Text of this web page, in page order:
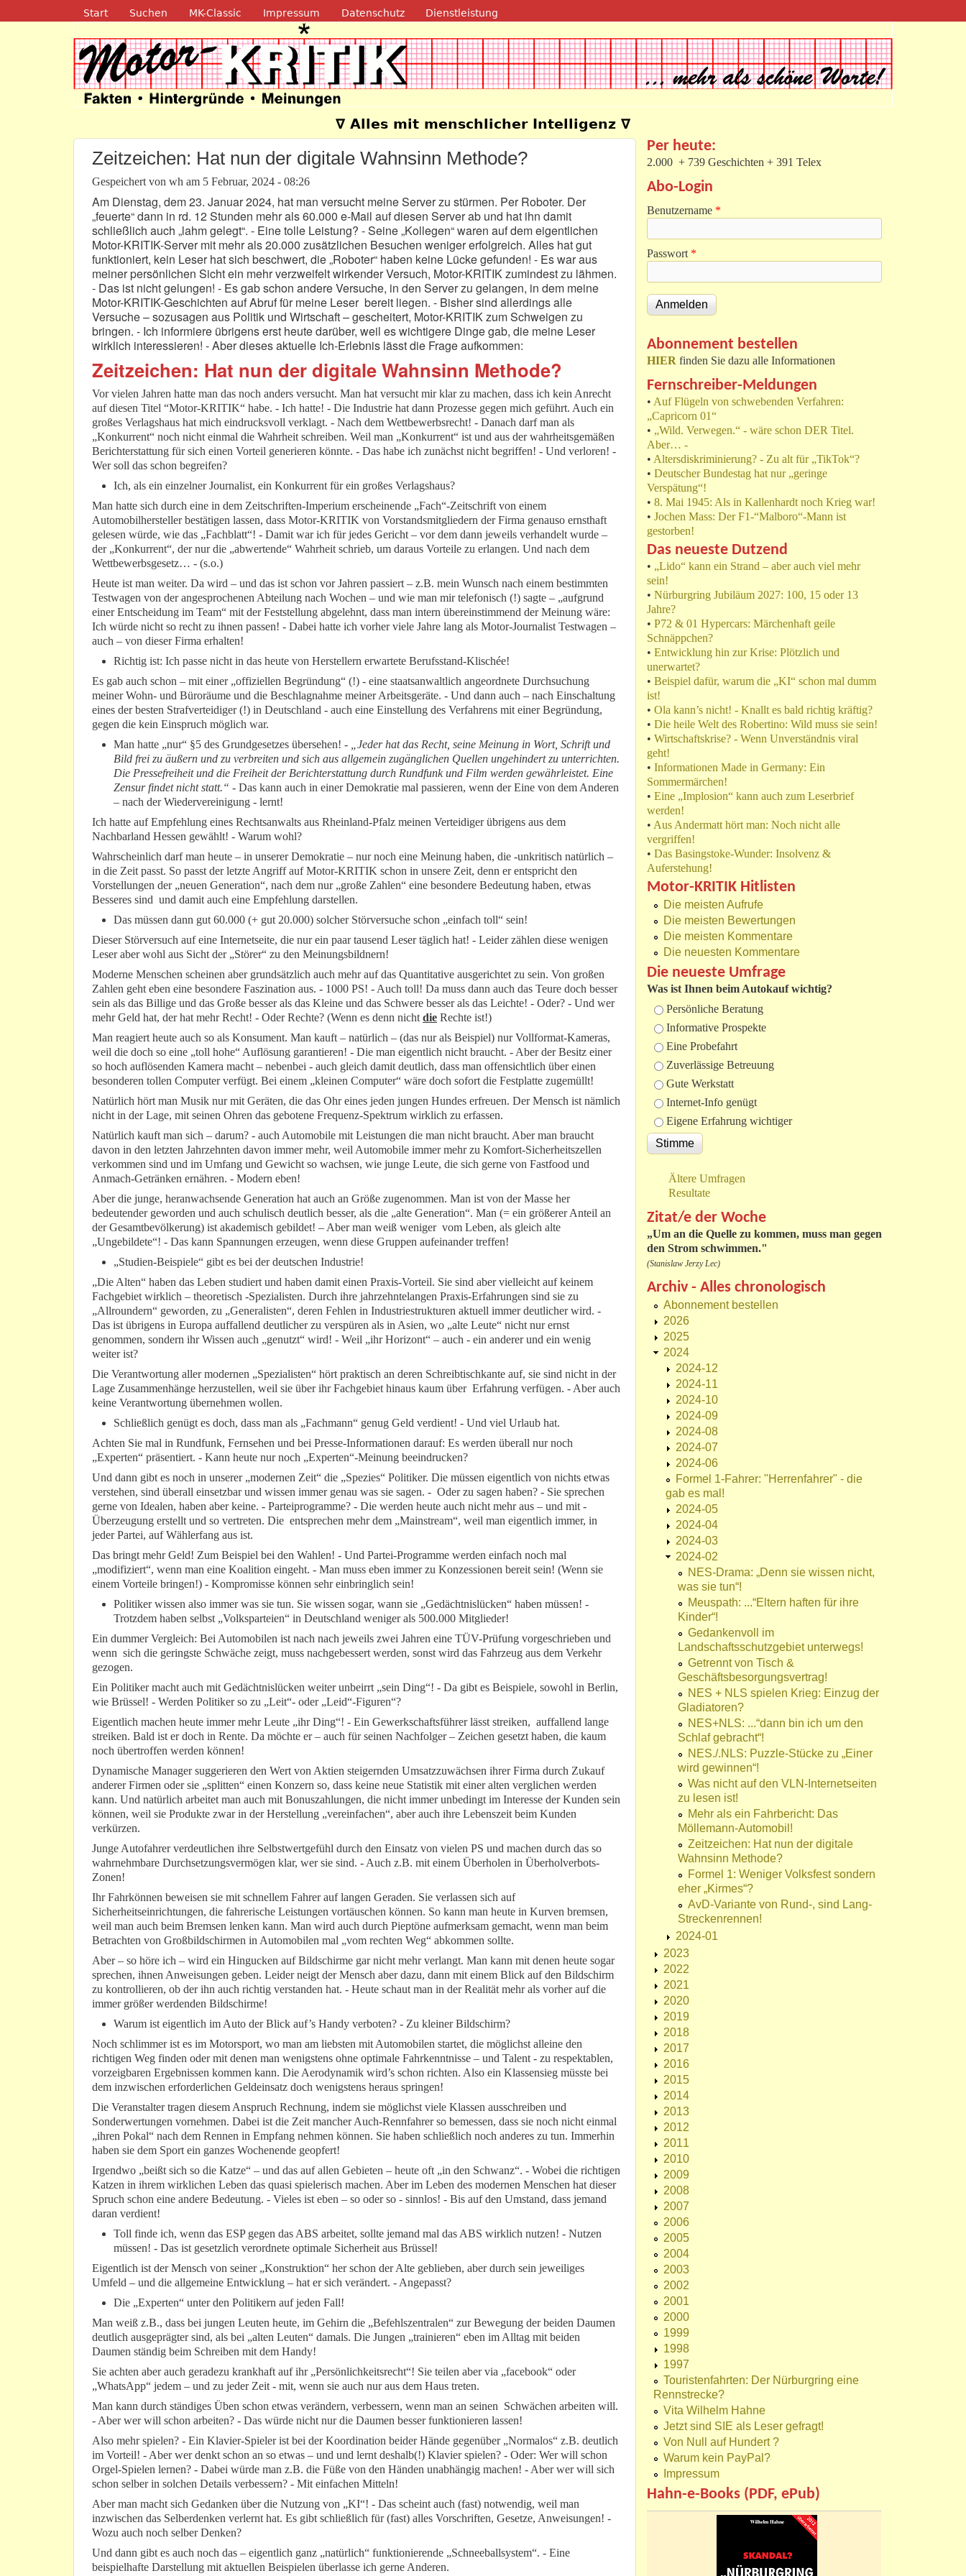
Direkt zum Inhalt
Navigation
Start Suchen MK-Classic Impressum Datenschutz Dienstleistung
Motor-Kritik.de∇ Alles mit menschlicher Intelligenz ∇
Zeitzeichen: Hat nun der digitale Wahnsinn Methode?
Gespeichert von wh am 5 Februar, 2024 - 08:26
Am Dienstag, dem 23. Januar 2024, hat man versucht meine Server zu stürmen. Per Roboter. Der
„feuerte“ dann in rd. 12 Stunden mehr als 60.000 e-Mail auf diesen Server ab und hat ihn damit
schließlich auch „lahm gelegt“. - Eine tolle Leistung? - Seine „Kollegen“ waren auf dem eigentlichen
Motor-KRITIK-Server mit mehr als 20.000 zusätzlichen Besuchen weniger erfolgreich. Alles hat gut
funktioniert, kein Leser hat sich beschwert, die „Roboter“ haben keine Lücke gefunden! - Es war aus
meiner persönlichen Sicht ein mehr verzweifelt wirkender Versuch, Motor-KRITIK zumindest zu lähmen.
- Das ist nicht gelungen! - Es gab schon andere Versuche, in den Server zu gelangen, in dem meine
Motor-KRITIK-Geschichten auf Abruf für meine Leser bereit liegen. - Bisher sind allerdings alle
Versuche – sozusagen aus Politik und Wirtschaft – gescheitert, Motor-KRITIK zum Schweigen zu
bringen. - Ich informiere übrigens erst heute darüber, weil es wichtigere Dinge gab, die meine Leser
wirklich interessieren! - Aber dieses aktuelle Ich-Erlebnis lässt die Frage aufkommen:
Zeitzeichen: Hat nun der digitale Wahnsinn Methode?
Vor vielen Jahren hatte man das noch anders versucht. Man hat versucht mir klar zu machen, dass ich kein Anrecht
auf diesen Titel “Motor-KRITIK“ habe. - Ich hatte! - Die Industrie hat dann Prozesse gegen mich geführt. Auch ein
großes Verlagshaus hat mich eindrucksvoll verklagt. - Nach dem Wettbewerbsrecht! - Danach darf man als
„Konkurrent“ noch nicht einmal die Wahrheit schreiben. Weil man „Konkurrent“ ist und aus der wahrheitsgemäßen
Berichterstattung für sich einen Vorteil generieren könnte. - Das habe ich zunächst nicht begriffen! - Und verloren! -
Wer soll das schon begreifen?
Ich, als ein einzelner Journalist, ein Konkurrent für ein großes Verlagshaus?
Man hatte sich durch eine in dem Zeitschriften-Imperium erscheinende „Fach“-Zeitschrift von einem
Automobilhersteller bestätigen lassen, dass Motor-KRITIK von Vorstandsmitgliedern der Firma genauso ernsthaft
gelesen würde, wie das „Fachblatt“! - Damit war ich für jedes Gericht – vor dem dann jeweils verhandelt wurde –
der „Konkurrent“, der nur die „abwertende“ Wahrheit schrieb, um daraus Vorteile zu erlangen. Und nach dem
Wettbewerbsgesetz… - (s.o.)
Heute ist man weiter. Da wird – und das ist schon vor Jahren passiert – z.B. mein Wunsch nach einem bestimmten
Testwagen von der angesprochenen Abteilung nach Wochen – und wie man mir telefonisch (!) sagte – „aufgrund
einer Entscheidung im Team“ mit der Feststellung abgelehnt, dass man intern übereinstimmend der Meinung wäre:
Ich würde nicht so recht zu ihnen passen! - Dabei hatte ich vorher viele Jahre lang als Motor-Journalist Testwagen –
auch – von dieser Firma erhalten!
Richtig ist: Ich passe nicht in das heute von Herstellern erwartete Berufsstand-Klischée!
Es gab auch schon – mit einer „offiziellen Begründung“ (!) - eine staatsanwaltlich angeordnete Durchsuchung
meiner Wohn- und Büroräume und die Beschlagnahme meiner Arbeitsgeräte. - Und dann auch – nach Einschaltung
eines der besten Strafverteidiger (!) in Deutschland - auch eine Einstellung des Verfahrens mit einer Begründung,
gegen die kein Einspruch möglich war.
Man hatte „nur“ §5 des Grundgesetzes übersehen! -
„Jeder hat das Recht, seine Meinung in Wort, Schrift und
Bild frei zu äußern und zu verbreiten und sich aus allgemein zugänglichen Quellen ungehindert zu unterrichten.
Die Pressefreiheit und die Freiheit der Berichterstattung durch Rundfunk und Film werden gewährleistet. Eine
Zensur findet nicht statt.“ - Das kann auch in einer Demokratie mal passieren, wenn der Eine von dem Anderen
– nach der Wiedervereinigung - lernt!
Ich hatte auf Empfehlung eines Rechtsanwalts aus Rheinland-Pfalz meinen Verteidiger übrigens aus dem
Nachbarland Hessen gewählt! - Warum wohl?
Wahrscheinlich darf man heute – in unserer Demokratie – nur noch eine Meinung haben, die -unkritisch natürlich –
in die Zeit passt. So passt der letzte Angriff auf Motor-KRITIK schon in unsere Zeit, denn er entspricht den
Vorstellungen der „neuen Generation“, nach dem nur „große Zahlen“ eine besondere Bedeutung haben, etwas
Besseres sind und damit auch eine Empfehlung darstellen.
Das müssen dann gut 60.000 (+ gut 20.000) solcher Störversuche schon „einfach toll“ sein!
Dieser Störversuch auf eine Internetseite, die nur ein paar tausend Leser täglich hat! - Leider zählen diese wenigen
Leser aber wohl aus Sicht der „Störer“ zu den Meinungsbildnern!
Moderne Menschen scheinen aber grundsätzlich auch mehr auf das Quantitative ausgerichtet zu sein. Von großen
Zahlen geht eben eine besondere Faszination aus. - 1000 PS! - Auch toll! Da muss dann auch das Teure doch besser
sein als das Billige und das Große besser als das Kleine und das Schwere besser als das Leichte! - Oder? - Und wer
mehr Geld hat, der hat mehr Recht! - Oder Rechte? (Wenn es denn nicht die Rechte ist!)
Man reagiert heute auch so als Konsument. Man kauft – natürlich – (das nur als Beispiel) nur Vollformat-Kameras,
weil die doch so eine „toll hohe“ Auflösung garantieren! - Die man eigentlich nicht braucht. - Aber der Besitz einer
so hoch auflösenden Kamera macht – nebenbei - auch gleich damit deutlich, dass man offensichtlich über einen
besonderen tollen Computer verfügt. Bei einem „kleinen Computer“ wäre doch sofort die Festplatte zugemüllt!
Natürlich hört man Musik nur mit Geräten, die das Ohr eines jeden jungen Hundes erfreuen. Der Mensch ist nämlich
nicht in der Lage, mit seinen Ohren das gebotene Frequenz-Spektrum wirklich zu erfassen.
Natürlich kauft man sich – darum? - auch Automobile mit Leistungen die man nicht braucht. Aber man braucht
davon in den letzten Jahrzehnten davon immer mehr, weil Automobile immer mehr zu Komfort-Sicherheitszellen
verkommen sind und im Umfang und Gewicht so wachsen, wie junge Leute, die sich gerne von Fastfood und
Anmach-Getränken ernähren. - Modern eben!
Aber die junge, heranwachsende Generation hat auch an Größe zugenommen. Man ist von der Masse her
bedeutender geworden und auch schulisch deutlich besser, als die „alte Generation“. Man (= ein größerer Anteil an
der Gesamtbevölkerung) ist akademisch gebildet! – Aber man weiß weniger vom Leben, als gleich alte
„Ungebildete“! - Das kann Spannungen erzeugen, wenn diese Gruppen aufeinander treffen!
„Studien-Beispiele“ gibt es bei der deutschen Industrie!
„Die Alten“ haben das Leben studiert und haben damit einen Praxis-Vorteil. Sie sind aber vielleicht auf keinem
Fachgebiet wirklich – theoretisch -Spezialisten. Durch ihre jahrzehntelangen Praxis-Erfahrungen sind sie zu
„Allroundern“ geworden, zu „Generalisten“, deren Fehlen in Industriestrukturen aktuell immer deutlicher wird. -
Das ist übrigens in Europa auffallend deutlicher zu verspüren als in Asien, wo „alte Leute“ nicht nur ernst
genommen, sondern ihr Wissen auch „genutzt“ wird! - Weil „ihr Horizont“ – auch - ein anderer und ein wenig
weiter ist?
Die Verantwortung aller modernen „Spezialisten“ hört praktisch an deren Schreibtischkante auf, sie sind nicht in der
Lage Zusammenhänge herzustellen, weil sie über ihr Fachgebiet hinaus kaum über Erfahrung verfügen. - Aber auch
keine Verantwortung übernehmen wollen.
Schließlich genügt es doch, dass man als „Fachmann“ genug Geld verdient! - Und viel Urlaub hat.
Achten Sie mal in Rundfunk, Fernsehen und bei Presse-Informationen darauf: Es werden überall nur noch
„Experten“ präsentiert. - Kann heute nur noch „Experten“-Meinung beeindrucken?
Und dann gibt es noch in unserer „modernen Zeit“ die „Spezies“ Politiker. Die müssen eigentlich von nichts etwas
verstehen, sind überall einsetzbar und wissen immer genau was sie sagen. - Oder zu sagen haben? - Sie sprechen
gerne von Idealen, haben aber keine. - Parteiprogramme? - Die werden heute auch nicht mehr aus – und mit -
Überzeugung erstellt und so vertreten. Die entsprechen mehr dem „Mainstream“, weil man eigentlich immer, in
jeder Partei, auf Wählerfang aus ist.
Das bringt mehr Geld! Zum Beispiel bei den Wahlen! - Und Partei-Programme werden einfach noch mal
„modifiziert“, wenn man eine Koalition eingeht. - Man muss eben immer zu Konzessionen bereit sein! (Wenn sie
einem Vorteile bringen!) - Kompromisse können sehr einbringlich sein!
Politiker wissen also immer was sie tun. Sie wissen sogar, wann sie „Gedächtnislücken“ haben müssen! -
Trotzdem haben selbst „Volksparteien“ in Deutschland weniger als 500.000 Mitglieder!
Ein dummer Vergleich: Bei Automobilen ist nach nach jeweils zwei Jahren eine TÜV-Prüfung vorgeschrieben und
wenn sich die geringste Schwäche zeigt, muss nachgebessert werden, sonst wird das Fahrzeug aus dem Verkehr
gezogen.
Ein Politiker macht auch mit Gedächtnislücken weiter unbeirrt „sein Ding“! - Da gibt es Beispiele, sowohl in Berlin,
wie Brüssel! - Werden Politiker so zu „Leit“- oder „Leid“-Figuren“?
Eigentlich machen heute immer mehr Leute „ihr Ding“! - Ein Gewerkschaftsführer lässt streiken, auffallend lange
streiken. Bald ist er doch in Rente. Da möchte er – auch für seinen Nachfolger – Zeichen gesetzt haben, die kaum
noch übertroffen werden können!
Dynamische Manager suggerieren den Wert von Aktien steigernden Umsatzzuwächsen ihrer Firma durch Zukauf
anderer Firmen oder sie „splitten“ einen Konzern so, dass keine neue Statistik mit einer alten verglichen werden
kann. Und natürlich arbeitet man auch mit Bonuszahlungen, die nicht immer unbedingt im Interesse der Kunden sein
können, weil sie Produkte zwar in der Herstellung „vereinfachen“, aber auch ihre Lebenszeit beim Kunden
verkürzen.
Junge Autofahrer verdeutlichen ihre Selbstwertgefühl durch den Einsatz von vielen PS und machen durch das so
wahrnehmbare Durchsetzungsvermögen klar, wer sie sind. - Auch z.B. mit einem Überholen in Überholverbots-
Zonen!
Ihr Fahrkönnen beweisen sie mit schnellem Fahrer auf langen Geraden. Sie verlassen sich auf
Sicherheitseinrichtungen, die fahrerische Leistungen vortäuschen können. So kann man heute in Kurven bremsen,
weil man auch beim Bremsen lenken kann. Man wird auch durch Pieptöne aufmerksam gemacht, wenn man beim
Betrachten von Großbildschirmen in Automobilen mal „vom rechten Weg“ abkommen sollte.
Aber – so höre ich – wird ein Hingucken auf Bildschirme gar nicht mehr verlangt. Man kann mit denen heute sogar
sprechen, ihnen Anweisungen geben. Leider neigt der Mensch aber dazu, dann mit einem Blick auf den Bildschirm
zu kontrollieren, ob der ihn auch richtig verstanden hat. - Heute schaut man in der Realität mehr als vorher auf die
immer größer werdenden Bildschirme!
Warum ist eigentlich im Auto der Blick auf’s Handy verboten? - Zu kleiner Bildschirm?
Noch schlimmer ist es im Motorsport, wo man am liebsten mit Automobilen startet, die möglichst alleine den
richtigen Weg finden oder mit denen man wenigstens ohne optimale Fahrkenntnisse – und Talent - zu respektablen,
vorzeigbaren Ergebnissen kommen kann. Die Aerodynamik wird’s schon richten. Also ein Klassensieg müsste bei
dem inzwischen erforderlichen Geldeinsatz doch wenigstens heraus springen!
Die Veranstalter tragen diesem Anspruch Rechnung, indem sie möglichst viele Klassen ausschreiben und
Sonderwertungen vornehmen. Dabei ist die Zeit mancher Auch-Rennfahrer so bemessen, dass sie noch nicht einmal
„ihren Pokal“ nach dem Rennen in Empfang nehmen können. Sie haben schließlich noch anderes zu tun. Immerhin
haben sie dem Sport ein ganzes Wochenende geopfert!
Irgendwo „beißt sich so die Katze“ – und das auf allen Gebieten – heute oft „in den Schwanz“. - Wobei die richtigen
Katzen in ihrem wirklichen Leben das quasi spielerisch machen. Aber im Leben des modernen Menschen hat dieser
Spruch schon eine andere Bedeutung. - Vieles ist eben – so oder so - sinnlos! - Bis auf den Umstand, dass jemand
daran verdient!
Toll finde ich, wenn das ESP gegen das ABS arbeitet, sollte jemand mal das ABS wirklich nutzen! - Nutzen
müssen! - Das ist gesetzlich verordnete optimale Sicherheit aus Brüssel!
Eigentlich ist der Mensch von seiner „Konstruktion“ her schon der Alte geblieben, aber durch sein jeweiliges
Umfeld – und die allgemeine Entwicklung – hat er sich verändert. - Angepasst?
Die „Experten“ unter den Politikern auf jeden Fall!
Man weiß z.B., dass bei jungen Leuten heute, im Gehirn die „Befehlszentralen“ zur Bewegung der beiden Daumen
deutlich ausgeprägter sind, als bei „alten Leuten“ damals. Die Jungen „trainieren“ eben im Alltag mit beiden
Daumen ständig beim Schreiben mit dem Handy!
Sie achten aber auch geradezu krankhaft auf ihr „Persönlichkeitsrecht“! Sie teilen aber via „facebook“ oder
„WhatsApp“ jedem – und zu jeder Zeit - mit, wenn sie auch nur aus dem Haus treten.
Man kann durch ständiges Üben schon etwas verändern, verbessern, wenn man an seinen Schwächen arbeiten will.
- Aber wer will schon arbeiten? - Das würde nicht nur die Daumen besser funktionieren lassen!
Also mehr spielen? - Ein Klavier-Spieler ist bei der Koordination beider Hände gegenüber „Normalos“ z.B. deutlich
im Vorteil! - Aber wer denkt schon an so etwas – und und lernt deshalb(!) Klavier spielen? - Oder: Wer will schon
Orgel-Spielen lernen? - Dabei würde man z.B. die Füße von den Händen unabhängig machen! - Aber wer will sich
schon selber in solchen Details verbessern? - Mit einfachen Mitteln!
Aber man macht sich Gedanken über die Nutzung von „KI“! - Das scheint auch (fast) notwendig, weil man
inzwischen das Selberdenken verlernt hat. Es gibt schließlich für (fast) alles Vorschriften, Gesetze, Anweisungen! -
Wozu auch noch selber Denken?
Und dann gibt es auch noch das – eigentlich ganz „natürlich“ funktionierende „Schneeballsystem“. - Eine
beispielhafte Darstellung mit aktuellen Beispielen überlasse ich gerne Anderen.
Per heute:
2.000 + 739 Geschichten + 391 Telex
Abo-Login
Benutzername *
Passwort *
Abonnement bestellen
HIER finden Sie dazu alle Informationen
Fernschreiber-Meldungen
• Auf Flügeln von schwebenden Verfahren:
„Capricorn 01“
• „Wild. Verwegen.“ - wäre schon DER Titel.
Aber… -
• Altersdiskriminierung? - Zu alt für „TikTok“?
• Deutscher Bundestag hat nur „geringe
Verspätung“!
• 8. Mai 1945: Als in Kallenhardt noch Krieg war!
• Jochen Mass: Der F1-“Malboro“-Mann ist
gestorben!
Das neueste Dutzend
• „Lido“ kann ein Strand – aber auch viel mehr
sein!
• Nürburgring Jubiläum 2027: 100, 15 oder 13
Jahre?
• P72 & 01 Hypercars: Märchenhaft geile
Schnäppchen?
• Entwicklung hin zur Krise: Plötzlich und
unerwartet?
• Beispiel dafür, warum die „KI“ schon mal dumm
ist!
• Ola kann’s nicht! - Knallt es bald richtig kräftig?
• Die heile Welt des Robertino: Wild muss sie sein!
• Wirtschaftskrise? - Wenn Unverständnis viral
geht!
• Informationen Made in Germany: Ein
Sommermärchen!
• Eine „Implosion“ kann auch zum Leserbrief
werden!
• Aus Andermatt hört man: Noch nicht alle
vergriffen!
• Das Basingstoke-Wunder: Insolvenz &
Auferstehung!
Motor-KRITIK Hitlisten
Die meisten Aufrufe
Die meisten Bewertungen
Die meisten Kommentare
Die neuesten Kommentare
Die neueste Umfrage
Was ist Ihnen beim Autokauf wichtig?
Auswahlmöglichkeiten
Persönliche Beratung
Informative Prospekte
Eine Probefahrt
Zuverlässige Betreuung
Gute Werkstatt
Internet-Info genügt
Eigene Erfahrung wichtiger
Ältere Umfragen
Resultate
Zitat/e der Woche
„Um an die Quelle zu kommen, muss man gegen
den Strom schwimmen."
(Stanislaw Jerzy Lec)
Archiv - Alles chronologisch
Abonnement bestellen
2026
2025
2024
2024-12
2024-11
2024-10
2024-09
2024-08
2024-07
2024-06
Formel 1-Fahrer: "Herrenfahrer" - die
gab es mal!
2024-05
2024-04
2024-03
2024-02
NES-Drama: „Denn sie wissen nicht,
was sie tun“!
Meuspath: ...“Eltern haften für ihre
Kinder“!
Gedankenvoll im
Landschaftsschutzgebiet unterwegs!
Getrennt von Tisch &
Geschäftsbesorgungsvertrag!
NES + NLS spielen Krieg: Einzug der
Gladiatoren?
NES+NLS: ...“dann bin ich um den
Schlaf gebracht“!
NES./.NLS: Puzzle-Stücke zu „Einer
wird gewinnen“!
Was nicht auf den VLN-Internetseiten
zu lesen ist!
Mehr als ein Fahrbericht: Das
Möllemann-Automobil!
Zeitzeichen: Hat nun der digitale
Wahnsinn Methode?
Formel 1: Weniger Volksfest sondern
eher „Kirmes“?
AvD-Variante von Rund-, sind Lang-
Streckenrennen!
2024-01
2023
2022
2021
2020
2019
2018
2017
2016
2015
2014
2013
2012
2011
2010
2009
2008
2007
2006
2005
2004
2003
2002
2001
2000
1999
1998
1997
Touristenfahrten: Der Nürburgring eine
Rennstrecke?
Vita Wilhelm Hahne
Jetzt sind SIE als Leser gefragt!
Von Null auf Hundert ?
Warum kein PayPal?
Impressum
Hahn-e-Books (PDF, ePub)